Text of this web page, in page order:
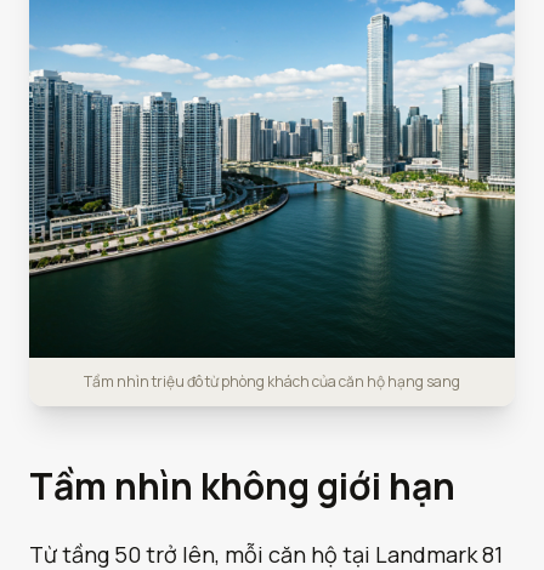
Tầm nhìn triệu đô từ phòng khách của căn hộ hạng sang
Tầm nhìn không giới hạn
Từ tầng 50 trở lên, mỗi căn hộ tại Landmark 81